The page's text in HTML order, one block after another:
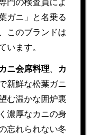
門の検査員によ
ガニ」と名乗る
このブランドは
います。
ニ会席料理、 カ
新鮮な松葉ガニ
む温かな囲炉裏
濃厚なカニの身
忘れられない冬